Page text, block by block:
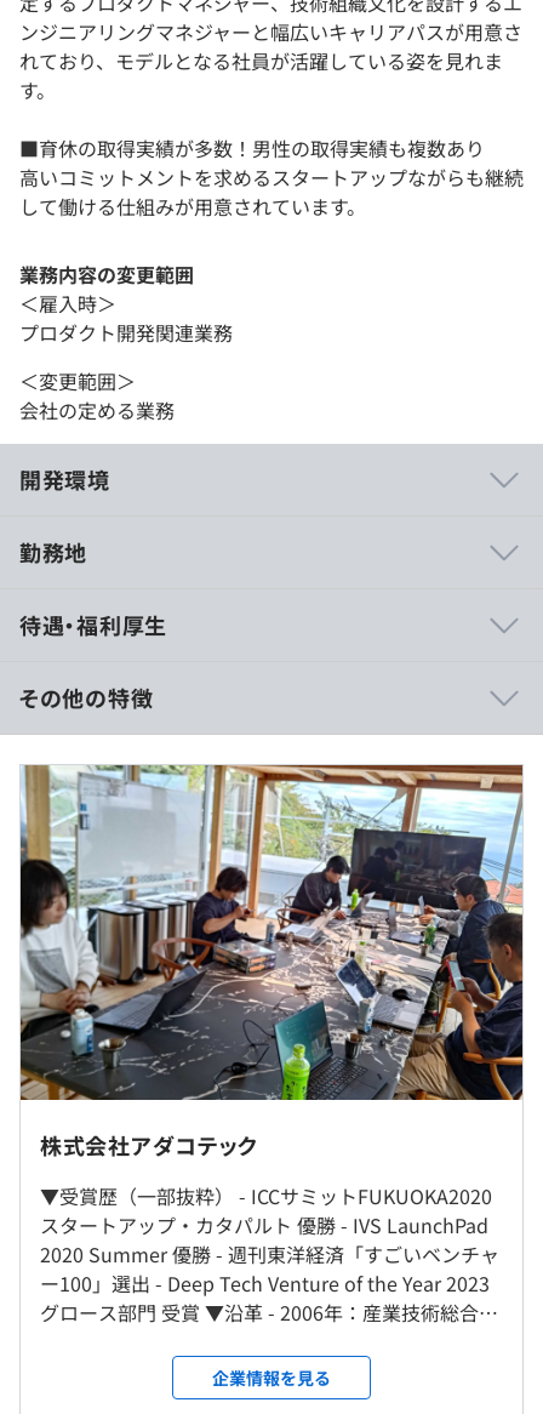
ンジニアリングマネジャーと幅広いキャリアパスが用意さ
れており、モデルとなる社員が活躍している姿を見れま
す。
■育休の取得実績が多数！男性の取得実績も複数あり
高いコミットメントを求めるスタートアップながらも継続
して働ける仕組みが用意されています。
業務内容の変更範囲
＜雇入時＞
プロダクト開発関連業務
＜変更範囲＞
会社の定める業務
開発環境
手法に対しての深い議論をおこなうことができます。
や受託開発案件の両方を経験できるユニークな環境があり
ます。
■社内向けの論文勉強会、輪読会も積極的に開催してお
り、最新技術のキャッチアップも可能です。
■アジャイルで開発しており、1週間に1回は必ずインクリ
メントを見せられる組織になっています。
アダコテックは「テクノロジーで生産現場をエンパワーメ
ントする」というミッションを掲げ、市場規模113兆円と
言われる製造業の生産現場で勤める人が、より生き生きと
働く未来を実現するために、AIやソフトウェア、ときには
ハードウェアの力を借りてプロダクトを展開しているスタ
ートアップ企業です。
当社は2012年に創業してから一貫して、製造業界×機械
学習の領域でお客様のコア業務の改善施策を提案し、コア
ロジックの研究開発をおこなってまいりました。2019年
からは研究開発や検証のノウハウをもとに、製造現場の人
が簡単に異常検知AIを作成することができるAI SaaSの
AdaInspector Cloudをリリース。その後さまざまなプロ
ダクトを開発いたしました。
以下、当社で開発しているプロダクト例です。
勤務地
◎リモートワーク可 ※週2日（月･木）原則出社
就業場所の変更範囲
＜雇入時＞
東京本社、および自宅
＜変更範囲＞
会社の定める場所（テレワークをおこなう場所を含む）
受動喫煙防止措置に関する事項
待遇・福利厚生
（※想定年収は年収提示額を保証するものではありません）
スーパーフレックス制（コアタイムなし）
休憩時間：休憩60分 ※昼食時間は業務の都合により各々
の自主性に任せています
平均残業時間：平均20時間／月
完全週休2日制（土日）、祝日、有給休暇（入社日に3日
通勤交通費支給（上限月額4万円）
昇給･昇格査定：年1回（12月）
その他の特徴
株式会社アダコテック
▼受賞歴（一部抜粋） - ICCサミットFUKUOKA2020
スタートアップ・カタパルト 優勝 - IVS LaunchPad
2020 Summer 優勝 - 週刊東洋経済「すごいベンチャ
ー100」選出 - Deep Tech Venture of the Year 2023
グロース部門 受賞 ▼沿革 - 2006年：産業技術総合研
2012年：事業を承継する形で株式会社アダコテック
を設立 - 2019年：シリーズA資金調達 (4億円) - 2021
企業情報を見る